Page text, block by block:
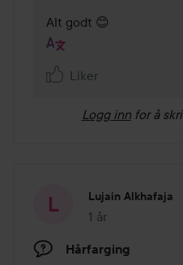
Alt godt 😊
Liker
Logg inn for å
Lujain Alkhafaja
1 år
Innlegget ble
Hårfarging